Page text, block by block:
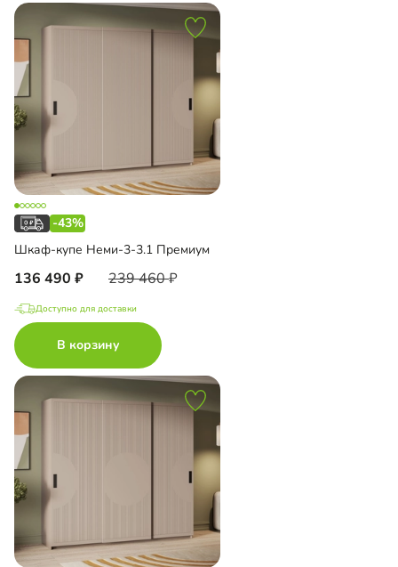
-43%
Шкаф-купе Неми-3-3.1 Премиум
136 490 239 460
Доступно для доставки
В корзину